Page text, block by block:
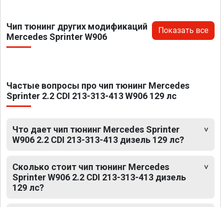
Чип тюнинг других модификаций
Mercedes Sprinter W906
Показать все
Частые вопросы про чип тюнинг Mercedes
Sprinter 2.2 CDI 213-313-413 W906 129 лс
Что дает чип тюнинг Mercedes Sprinter
W906 2.2 CDI 213-313-413 дизель 129 лс?
Сколько стоит чип тюнинг Mercedes
Sprinter W906 2.2 CDI 213-313-413 дизель
129 лс?